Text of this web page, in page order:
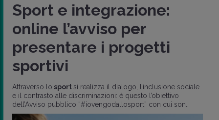
Sport e integrazione:
online l’avviso per
presentare i progetti
sportivi
Attraverso lo sport si realizza il dialogo, l’inclusione sociale
e il contrasto alle discriminazioni: è questo l’obiettivo
dell’Avviso pubblico “#iovengodallosport” con cui son..